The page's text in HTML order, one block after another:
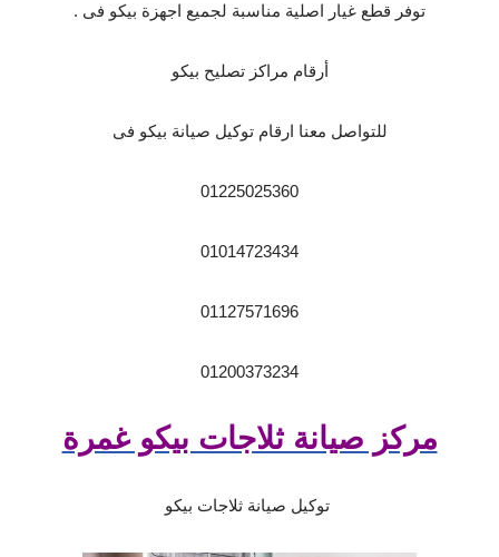
توفر قطع غيار اصلية مناسبة لجميع اجهزة بيكو فى .
أرقام مراكز تصليح بيكو
للتواصل معنا ارقام توكيل صيانة بيكو فى
01225025360
01014723434
01127571696
01200373234
مركز صيانة ثلاجات بيكو غمرة
توكيل صيانة ثلاجات بيكو